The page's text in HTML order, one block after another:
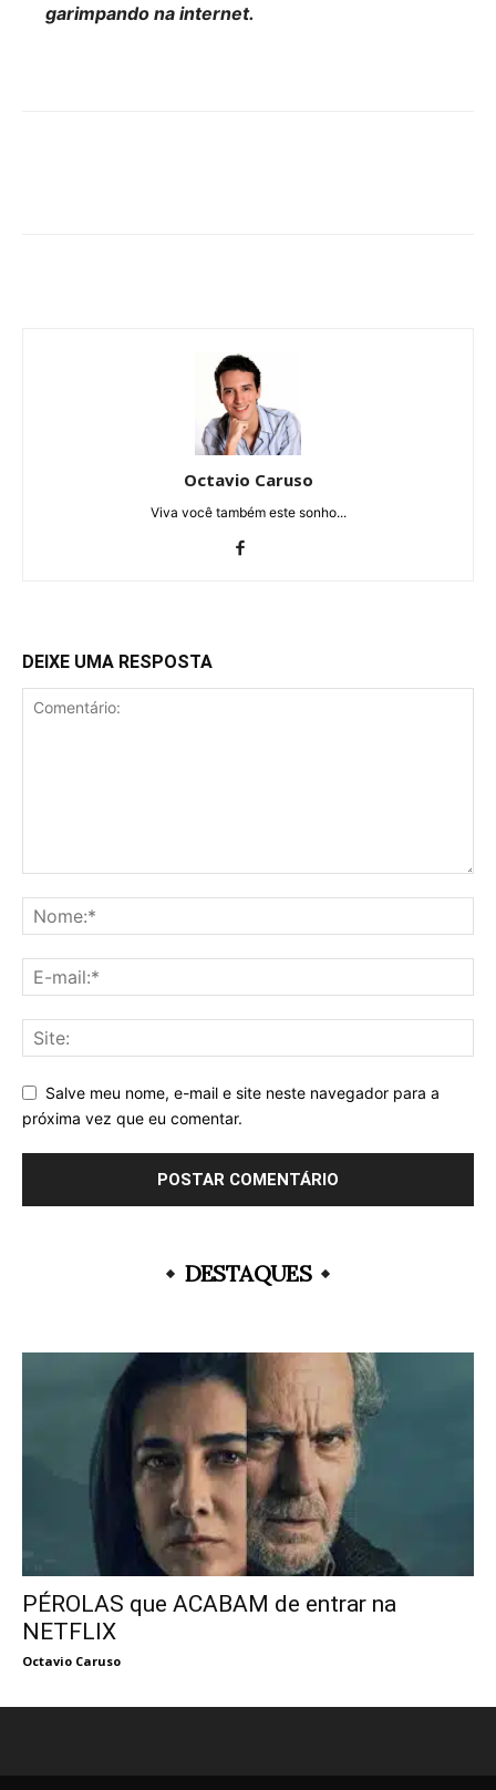
garimpando na internet.
Octavio Caruso
Viva você também este sonho...
DEIXE UMA RESPOSTA
Salve meu nome, e-mail e site neste navegador para a
próxima vez que eu comentar.
DESTAQUES
PÉROLAS que ACABAM de entrar na
NETFLIX
Octavio Caruso